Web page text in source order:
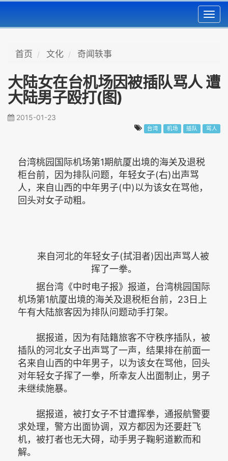
首页 文化 奇闻轶事
大陆女在台机场因被插队骂人 遭
大陆男子殴打(图)
2015-01-23
台湾 机场 插队 骂人
台湾桃园国际机场第1期航厦出境的海关及退税
柜台前，因为排队问题，年轻女子(右)出声骂
人，来自山西的中年男子(中)以为该女在骂他，
回头对女子动粗。
来自河北的年轻女子(拭泪者)因出声骂人被
挥了一拳。
据台湾《中时电子报》报道，台湾桃园国际
机场第1航厦出境的海关及退税柜台前，23日上
午有大陆旅客因为排队问题动手打架。
据报道，因为有陆籍旅客不守秩序插队，被
插队的河北女子出声骂了一声，结果排在前面一
名来自山西的中年男子，以为该女在骂他，回头
对年轻女子挥了一拳，所幸友人出面制止，男子
未继续施暴。
据报道，被打女子不甘遭挥拳，通报航警要
求处理，警方出面协调，双方都因为还要赶飞
机，被打者也无大碍，动手男子鞠躬道歉而和
解。